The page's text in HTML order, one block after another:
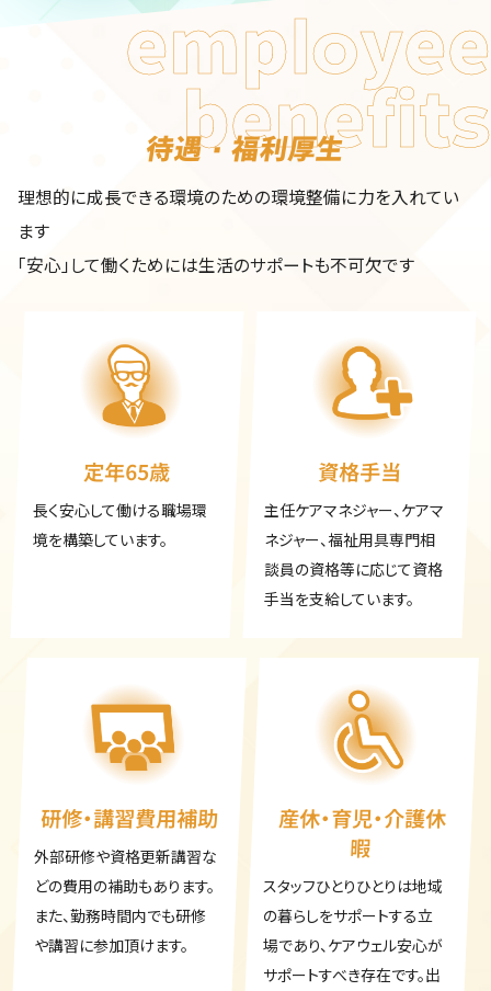
employee
benefits
待遇・福利厚生
理想的に成長できる環境のための環境整備に力を入れてい
ます
「安心」して働くためには生活のサポートも不可欠です
定年65歳
長く安心して働ける職場環
境を構築しています。
資格手当
主任ケアマネジャー、ケアマ
ネジャー、福祉用具専門相
談員の資格等に応じて資格
手当を支給しています。
研修・講習費用補助
外部研修や資格更新講習な
どの費用の補助もあります。
また、勤務時間内でも研修
や講習に参加頂けます。
産休・育児・介護休
暇
スタッフひとりひとりは地域
の暮らしをサポートする立
場であり、ケアウェル安心が
サポートすべき存在です。出